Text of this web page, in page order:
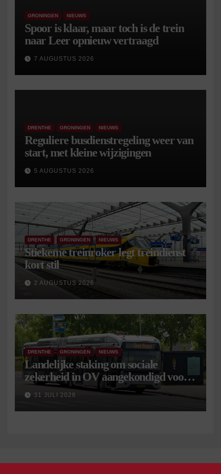
GRONINGEN NIEUWS
Spoor is klaar, maar toch is de trein
naar Leer opnieuw vertraagd
7 AUGUSTUS 2026
DRENTHE GRONINGEN NIEUWS
Reguliere busdienstregeling weer van
start, met kleine wijzigingen
5 AUGUSTUS 2026
DRENTHE GRONINGEN NIEUWS
Stiekeme treinroker legt treindienst
kort stil
2 AUGUSTUS 2026
DRENTHE GRONINGEN NIEUWS
Landelijke staking om sociale
zekerheid in OV aangekondigd voor 9
september
31 JULI 2026